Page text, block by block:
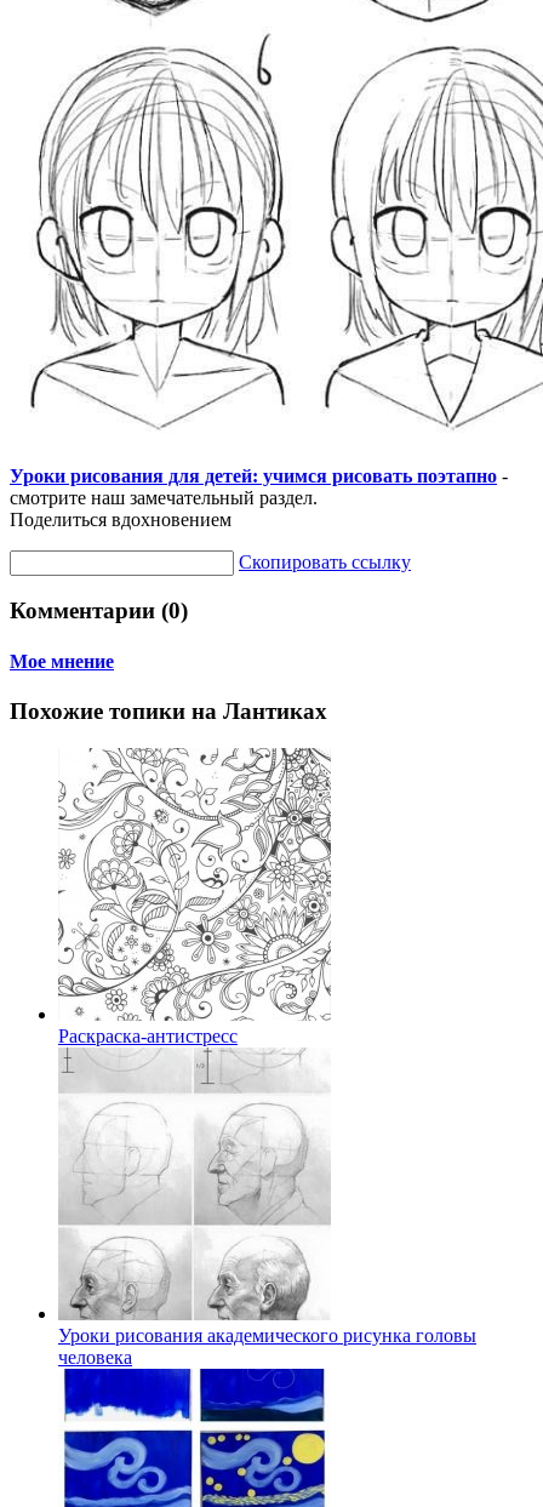
Уроки рисования для детей: учимся рисовать поэтапно -
смотрите наш замечательный раздел.
Поделиться вдохновением
Скопировать ссылку
Комментарии (0)
Мое мнение
Похожие топики на Лантиках
Раскраска-антистресс
Уроки рисования академического рисунка головы
человека